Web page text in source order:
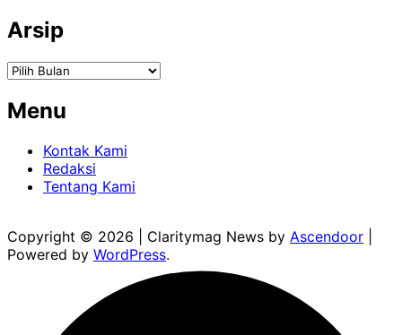
Arsip
Arsip
Menu
Kontak Kami
Redaksi
Tentang Kami
Copyright © 2026 | Claritymag News by Ascendoor
Powered by WordPress.